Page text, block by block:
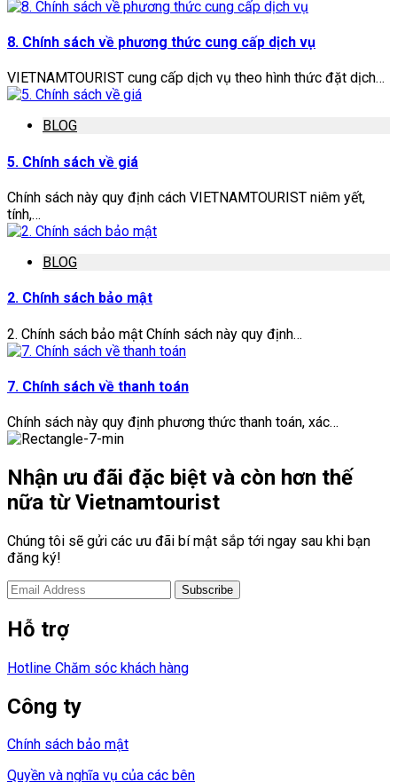
8. Chính sách về phương thức cung cấp dịch vụ
VIETNAMTOURIST cung cấp dịch vụ theo hình thức đặt dịch…
BLOG
5. Chính sách về giá
Chính sách này quy định cách VIETNAMTOURIST niêm yết,
tính,…
BLOG
2. Chính sách bảo mật
2. Chính sách bảo mật Chính sách này quy định…
7. Chính sách về thanh toán
Chính sách này quy định phương thức thanh toán, xác…
Nhận ưu đãi đặc biệt và còn hơn thế
nữa từ Vietnamtourist
Chúng tôi sẽ gửi các ưu đãi bí mật sắp tới ngay sau khi bạn
đăng ký!
Hỗ trợ
Hotline Chăm sóc khách hàng
Công ty
Chính sách bảo mật
Quyền và nghĩa vụ của các bên